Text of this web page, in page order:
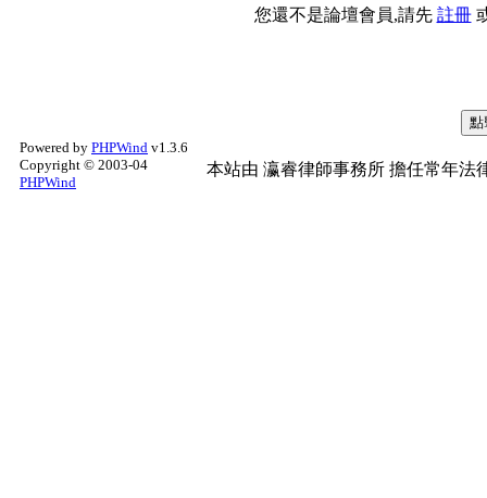
您還不是論壇會員,請先 註冊
Powered by PHPWind v1.3.6
Copyright © 2003-04
PHPWind
本站由 瀛睿律師事務所 擔任常年法